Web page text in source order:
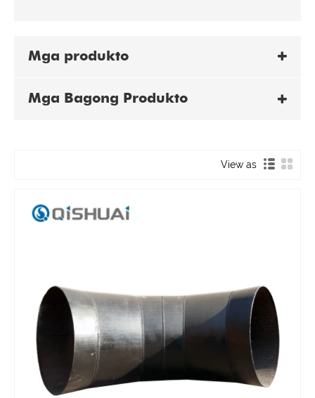
Mga produkto
Mga Bagong Produkto
View as